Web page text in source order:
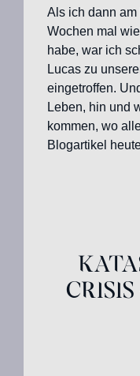
Als ich dann
Wochen mal
habe, war ich
Lucas zu
eingetroffen.
Leben, hin und
kommen, wo
Blogartikel